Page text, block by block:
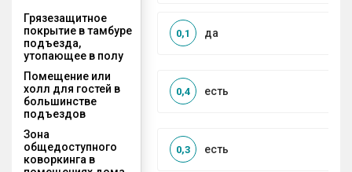
Грязезащитное
покрытие в тамбуре
подъезда,
утопающее в полу
да
0,1
Помещение или
холл для гостей в
большинстве
подъездов
есть
0,4
Зона
общедоступного
коворкинга в
есть
0,3